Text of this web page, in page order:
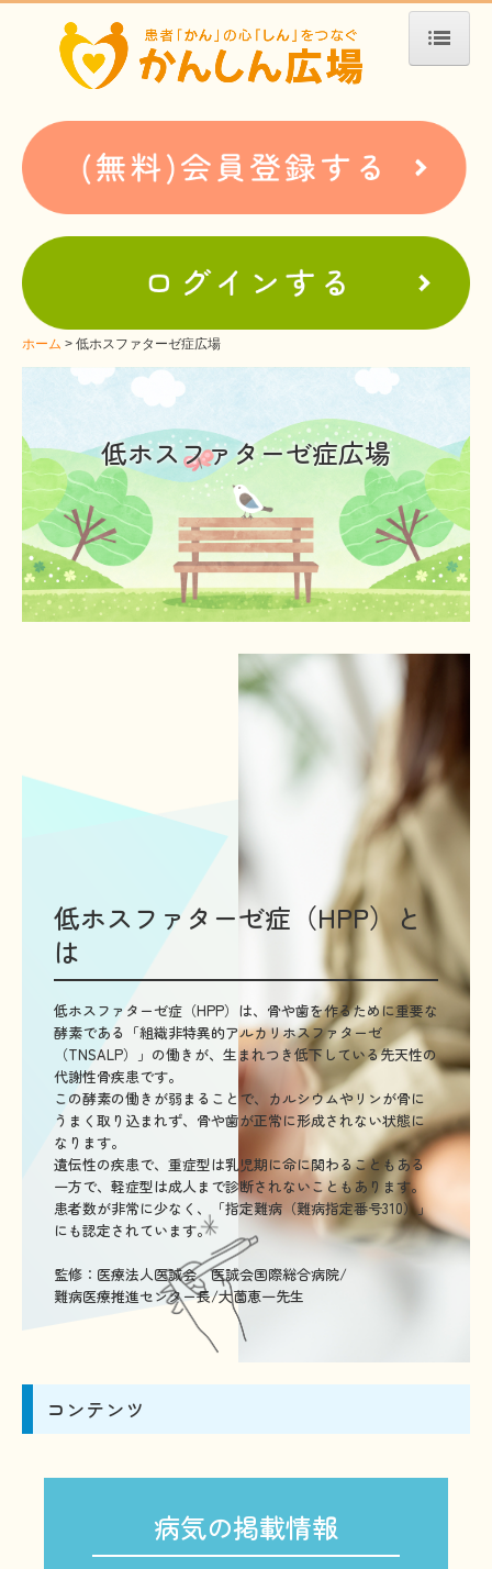
ホーム
患者会・支援団体紹介
疾患別検索
疾患分類検索
支援中ホームページ一例
難病お役立ち情報
WEBメディアに関するコラム
お金に関するコラム
子どもに関するコラム
生活に関するコラム
病気と生きる広場
医療従事者へのインタビュー
患者さんとご家族へのインタビュー
難病研究班の情報発信
HAM研究班
神経免疫班
移行期医療
当サイトについて
会員登録のメリット
お問合せ
難病患者さんの生活と治療に関する実態調査
ホーム 低ホスファターゼ症広場
低ホスファターゼ症広場
低ホスファターゼ症（HPP）と
は
低ホスファターゼ症（HPP）は、骨や歯を作るために重要な
酵素である「組織非特異的アルカリホスファターゼ
（TNSALP）」の働きが、生まれつき低下している先天性の
代謝性骨疾患です。
この酵素の働きが弱まることで、カルシウムやリンが骨に
うまく取り込まれず、骨や歯が正常に形成されない状態に
なります。
遺伝性の疾患で、重症型は乳児期に命に関わることもある
一方で、軽症型は成人まで診断されないこともあります。
患者数が非常に少なく、「指定難病（難病指定番号310）」
にも認定されています。
監修：医療法人医誠会　医誠会国際総合病院/
難病医療推進センター長/大薗恵一先生
コンテンツ
病気の掲載情報